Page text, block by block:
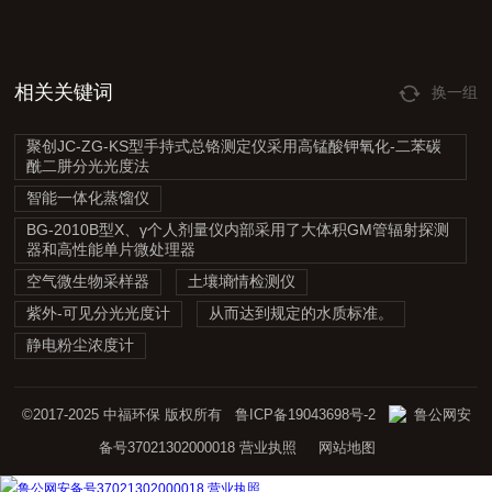
相关关键词 换一组
聚创JC-ZG-KS型手持式总铬测定仪采用高锰酸钾氧化-二苯碳
酰二肼分光光度法
智能一体化蒸馏仪
BG-2010B型X、γ个人剂量仪内部采用了大体积GM管辐射探测
器和高性能单片微处理器
空气微生物采样器
土壤墒情检测仪
紫外-可见分光光度计
从而达到规定的水质标准。
静电粉尘浓度计
©2017-2025 中福环保 版权所有 鲁ICP备19043698号-2
鲁公网安
备号37021302000018 营业执照 网站地图
鲁公网安备号37021302000018 营业执照